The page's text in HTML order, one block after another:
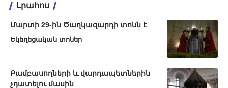
Լրահոս
Մարտի 29-ին Ծաղկազարդի տոնն է
Եկեղեցական տոներ
Բամբասողների և վարդապետներին
չդատելու մասին